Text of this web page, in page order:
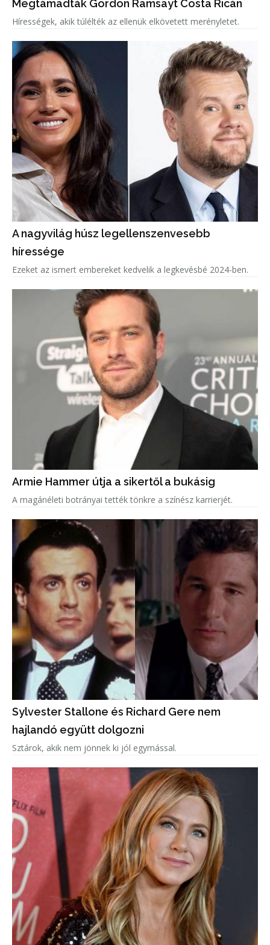
Megtámadták Gordon Ramsayt Costa Ricán
Hírességek, akik túlélték az ellenük elkövetett merényletet.
A nagyvilág húsz legellenszenvesebb
híressége
Ezeket az ismert embereket kedvelik a legkevésbé 2024-ben.
Armie Hammer útja a sikertől a bukásig
A magánéleti botrányai tették tönkre a színész karrierjét.
Sylvester Stallone és Richard Gere nem
hajlandó együtt dolgozni
Sztárok, akik nem jönnek ki jól egymással.